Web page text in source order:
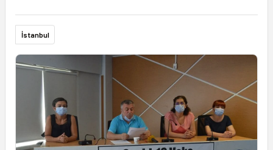
İstanbul